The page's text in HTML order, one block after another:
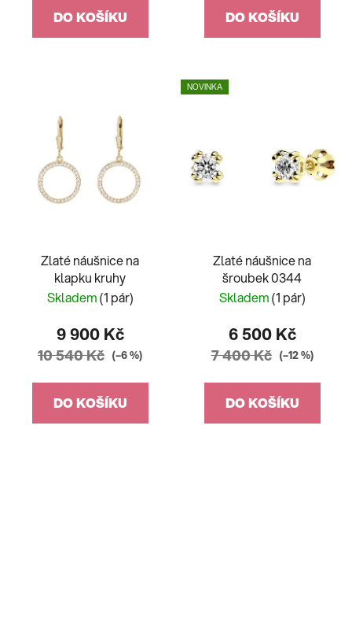
DO KOŠÍKU DO KOŠÍKU
Zlaté náušnice na
klapku kruhy
Skladem(1 pár)
9 900 Kč
10 540 Kč (–6 %)
DO KOŠÍKU
NOVINKA
Zlaté náušnice na
šroubek 0344
Skladem(1 pár)
6 500 Kč
7 400 Kč (–12 %)
DO KOŠÍKU